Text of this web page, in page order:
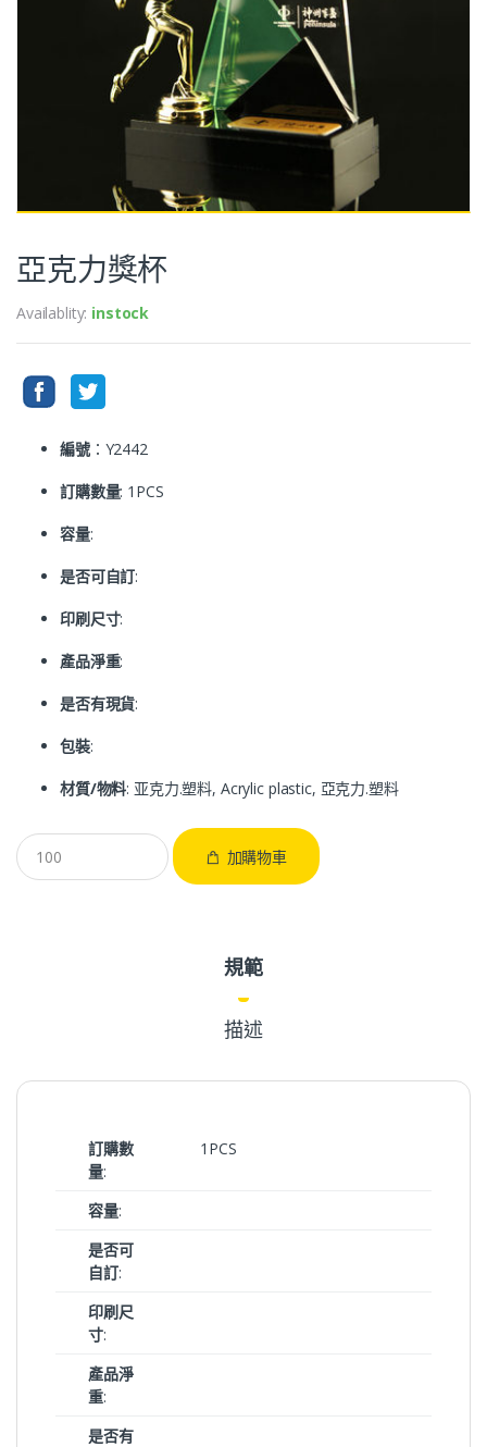
亞克力獎杯
Availablity: instock
編號：Y2442
訂購數量: 1PCS
容量:
是否可自訂:
印刷尺寸:
產品淨重:
是否有現貨:
包裝:
材質/物料: 亚克力.塑料, Acrylic plastic, 亞克力.塑料
加購物車
規範
描述
訂購數
量:
1PCS
容量:
是否可
自訂:
印刷尺
寸:
產品淨
重:
是否有